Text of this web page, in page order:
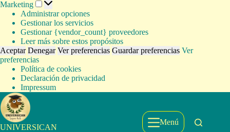
Marketing
Administrar opciones
Gestionar los servicios
Gestionar {vendor_count} proveedores
Leer más sobre estos propósitos
Aceptar Denegar Ver preferencias Guardar preferencias Ver
preferencias
Política de cookies
Declaración de privacidad
Impressum
Saltar
al
contenido
UNIVERSICAN
Menú